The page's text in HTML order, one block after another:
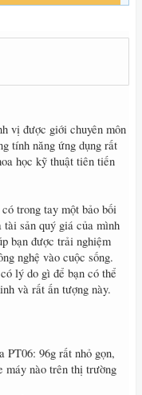
vị được giới chuyên môn
tính năng ứng dụng rất
học kỹ thuật tiên tiến
trong tay một bảo bối
tài sản quý giá của mình
bạn được trải nghiệm
nghệ vào cuộc sống.
lý do gì để bạn có thể
và rất ấn tượng này.
96g rất nhỏ gọn,
máy nào trên thị trường